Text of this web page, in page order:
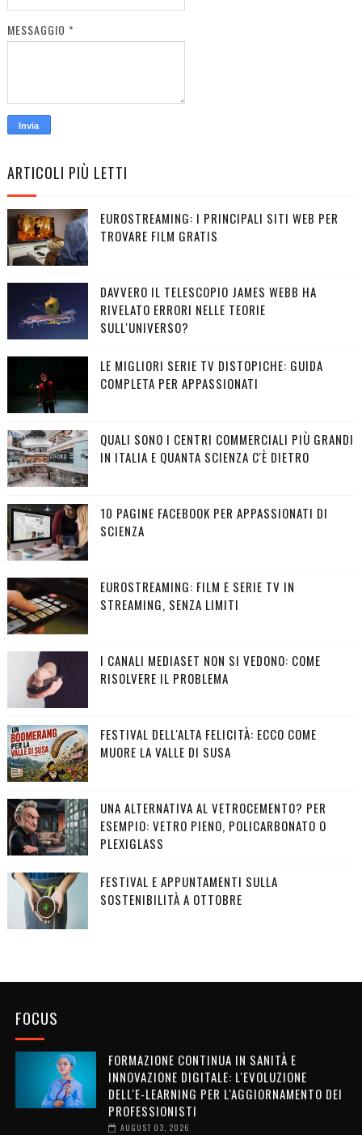
MESSAGGIO *
ARTICOLI PIÙ LETTI
EUROSTREAMING: I PRINCIPALI SITI WEB PER
TROVARE FILM GRATIS
DAVVERO IL TELESCOPIO JAMES WEBB HA
RIVELATO ERRORI NELLE TEORIE
SULL'UNIVERSO?
LE MIGLIORI SERIE TV DISTOPICHE: GUIDA
COMPLETA PER APPASSIONATI
QUALI SONO I CENTRI COMMERCIALI PIÙ GRANDI
IN ITALIA E QUANTA SCIENZA C'È DIETRO
10 PAGINE FACEBOOK PER APPASSIONATI DI
SCIENZA
EUROSTREAMING: FILM E SERIE TV IN
STREAMING, SENZA LIMITI
I CANALI MEDIASET NON SI VEDONO: COME
RISOLVERE IL PROBLEMA
FESTIVAL DELL'ALTA FELICITÀ: ECCO COME
MUORE LA VALLE DI SUSA
UNA ALTERNATIVA AL VETROCEMENTO? PER
ESEMPIO: VETRO PIENO, POLICARBONATO O
PLEXIGLASS
FESTIVAL E APPUNTAMENTI SULLA
SOSTENIBILITÀ A OTTOBRE
FOCUS
FORMAZIONE CONTINUA IN SANITÀ E
INNOVAZIONE DIGITALE: L'EVOLUZIONE
DELL'E-LEARNING PER L'AGGIORNAMENTO DEI
PROFESSIONISTI
AUGUST 03, 2026